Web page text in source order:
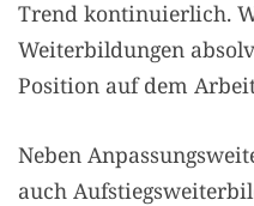
Trend kontinuierlich.
Weiterbildungen
Position auf dem
Neben
auch